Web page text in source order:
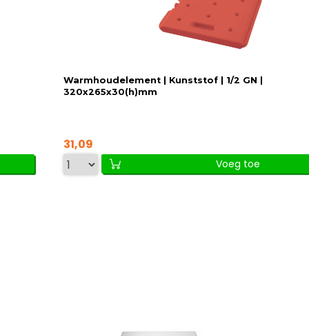
Warmhoudelement | Kunststof | 1/2 GN |
320x265x30(h)mm
31,09
Voeg toe